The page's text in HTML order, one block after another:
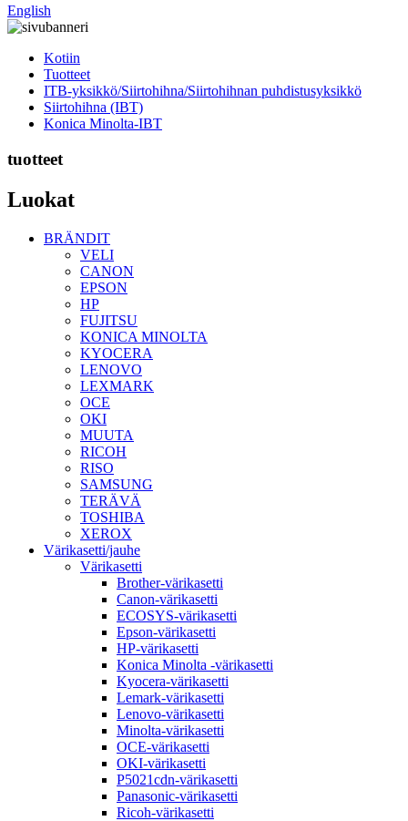
English
Kotiin
Tuotteet
ITB-yksikkö/Siirtohihna/Siirtohihnan puhdistusyksikkö
Siirtohihna (IBT)
Konica Minolta-IBT
tuotteet
Luokat
BRÄNDIT
VELI
CANON
EPSON
HP
FUJITSU
KONICA MINOLTA
KYOCERA
LENOVO
LEXMARK
OCE
OKI
MUUTA
RICOH
RISO
SAMSUNG
TERÄVÄ
TOSHIBA
XEROX
Värikasetti/jauhe
Värikasetti
Brother-värikasetti
Canon-värikasetti
ECOSYS-värikasetti
Epson-värikasetti
HP-värikasetti
Konica Minolta -värikasetti
Kyocera-värikasetti
Lemark-värikasetti
Lenovo-värikasetti
Minolta-värikasetti
OCE-värikasetti
OKI-värikasetti
P5021cdn-värikasetti
Panasonic-värikasetti
Ricoh-värikasetti